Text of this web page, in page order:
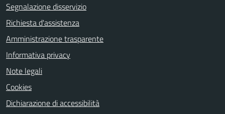
Segnalazione disservizio
Richiesta d'assistenza
Amministrazione trasparente
Informativa privacy
Note legali
Cookies
Dichiarazione di accessibilità